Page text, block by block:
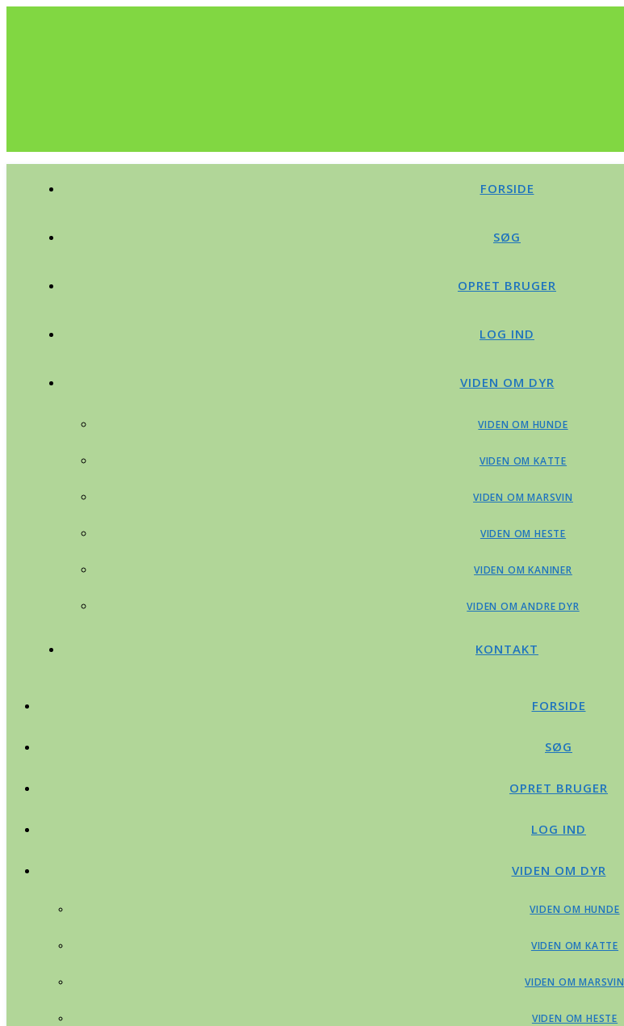
FORSIDE
SØG
OPRET BRUGER
LOG IND
VIDEN OM DYR
VIDEN OM HUNDE
VIDEN OM KATTE
VIDEN OM MARSVIN
VIDEN OM HESTE
VIDEN OM KANINER
VIDEN OM ANDRE DYR
KONTAKT
FORSIDE
SØG
OPRET BRUGER
LOG IND
VIDEN OM DYR
VIDEN OM HUNDE
VIDEN OM KATTE
VIDEN OM MARSVIN
VIDEN OM HESTE